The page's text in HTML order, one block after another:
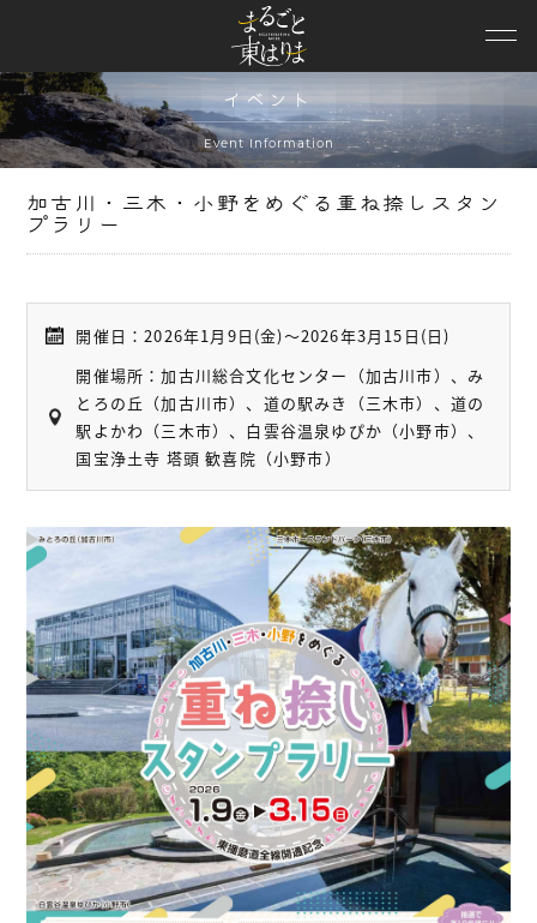
観光スポット
モデルコース
特集
イベント
エリア情報
観光動画
パンフレット
協議会概要
お問い合わせ
プライバシー・ポリシー
関連サイトリンク
サイトマップ
イベント
Event Information
加古川・三木・小野をめぐる重ね捺しスタン
プラリー
開催日：2026年1月9日(金)～2026年3月15日(日)
開催場所：加古川総合文化センター（加古川市）、み
とろの丘（加古川市）、道の駅みき（三木市）、道の
駅よかわ（三木市）、白雲谷温泉ゆぴか（小野市）、
国宝浄土寺 塔頭 歓喜院（小野市）